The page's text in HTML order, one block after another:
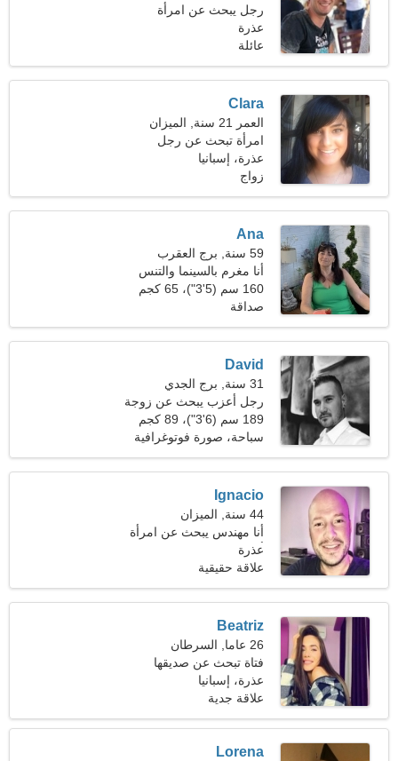
رجل يبحث عن امرأة
عذرة
عائلة
Clara
العمر 21 سنة, الميزان
امرأة تبحث عن رجل
عذرة، إسبانيا
زواج
Ana
59 سنة, برج العقرب
أنا مغرم بالسينما والتنس
160 سم (5'3")، 65 كجم
(143 رطلا)
صداقة
David
31 سنة, برج الجدي
رجل أعزب يبحث عن زوجة
21-28
189 سم (6'3")، 89 كجم
(196 رطل)
سباحة، صورة فوتوغرافية
Ignacio
44 سنة, الميزان
أنا مهندس يبحث عن امرأة
أنيقة
عذرة
علاقة حقيقية
Beatriz
26 عاما, السرطان
فتاة تبحث عن صديقها
عذرة، إسبانيا
علاقة جدية
Lorena